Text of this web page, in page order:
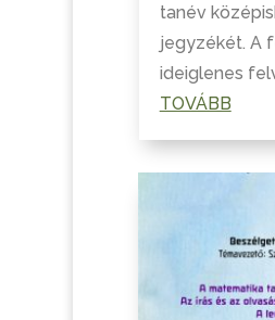
tanév
jegyzékét. A
ideiglenes
TOVÁBB